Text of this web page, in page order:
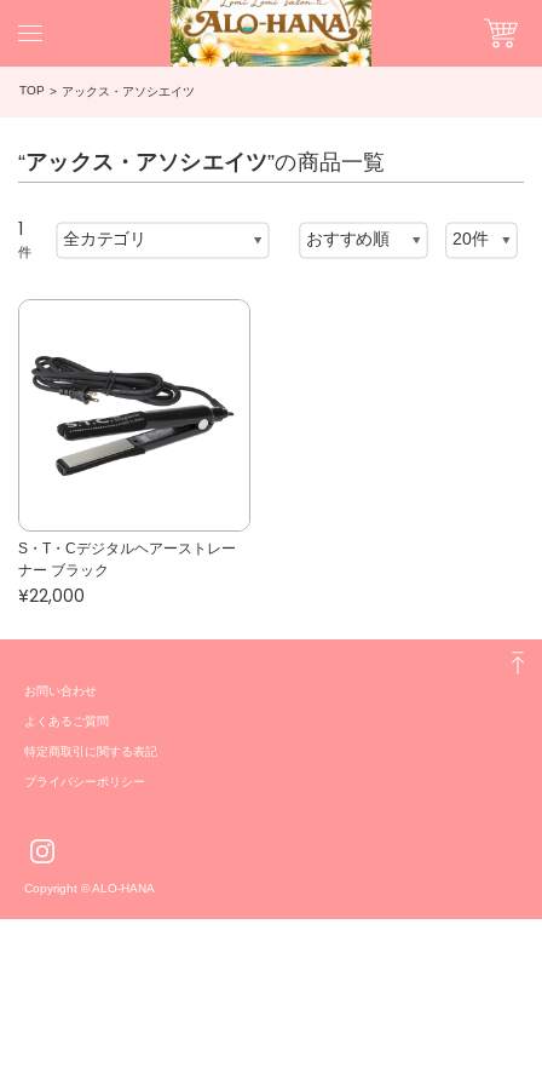
TOP アックス・アソシエイツ
“アックス・アソシエイツ”の商品一覧
1
件
S・T・Cデジタルヘアーストレー
ナー ブラック
¥22,000
お問い合わせ
よくあるご質問
特定商取引に関する表記
プライバシーポリシー
Copyright © ALO-HANA